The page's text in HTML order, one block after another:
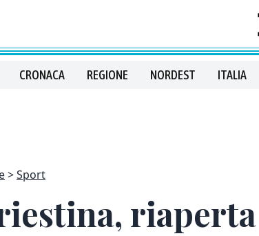
CRONACA REGIONE NORDEST ITALIA
Sport